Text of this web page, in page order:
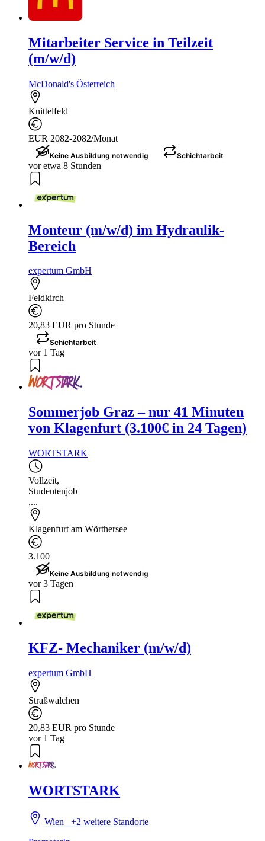
Mitarbeiter Service in Teilzeit
(m/w/d)
McDonald's Österreich
Knittelfeld
EUR 2082-2082/Monat
Keine Ausbildung notwendig Schichtarbeit
vor etwa 8 Stunden
Monteur (m/w/d) im Hydraulik-
Bereich
expertum GmbH
Feldkirch
20,83 EUR pro Stunde
Schichtarbeit
vor 1 Tag
Sommerjob Graz – nur 41 Minuten
von Klagenfurt (3.100€ in 24 Tagen)
WORTSTARK
Vollzeit,
Studentenjob
,...
Klagenfurt am Wörthersee
3.100
Keine Ausbildung notwendig
vor 3 Tagen
KFZ- Mechaniker (m/w/d)
expertum GmbH
Straßwalchen
20,83 EUR pro Stunde
vor 1 Tag
WORTSTARK
Wien+2 weitere Standorte